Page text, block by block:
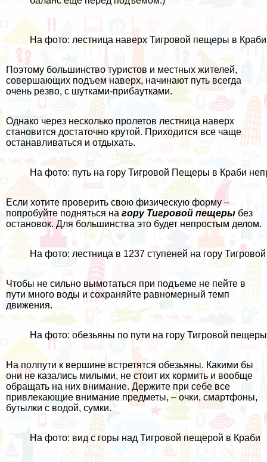
На фото: лестница наверх Тигровой пещеры в Краби
Поэтому большинство туристов и местных жителей,
совершающих подъем наверх, начинают путь всегда
очень резво, с шутками-прибаутками.
Однако через несколько пролетов лестница наверх
становится достаточно крутой. Приходится все чаще
останавливаться и отдыхать.
На фото: путь на гору Тигровой Пещеры в Краби
Если хотите проверить свою физическую форму –
попробуйте подняться на гору Тигровой пещеры без
остановок. Для большинства это будет непростым делом.
На фото: лестница в 1237 ступеней на гору
Чтобы не сильно вымотаться при подъеме не пейте в
пути много воды и сохраняйте равномерный темп
движения.
На фото: обезьяны по пути на гору Тигровой
На полпути к вершине встретятся обезьяны. Какими бы
они не казались милыми, не стоит их кормить и вообще
обращать на них внимание. Держите при себе все
привлекающие внимание предметы, – очки, смартфоны,
бутылки с водой, сумки.
На фото: вид c горы над Тигровой пещерой в Краби